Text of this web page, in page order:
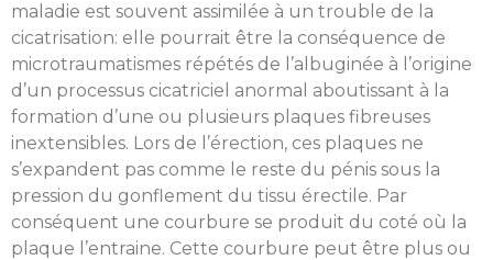
maladie est souvent assimilée à un trouble de la
cicatrisation: elle pourrait être la conséquence de
microtraumatismes répétés de l’albuginée à l’origine
d’un processus cicatriciel anormal aboutissant à la
formation d’une ou plusieurs plaques fibreuses
inextensibles. Lors de l’érection, ces plaques ne
s’expandent pas comme le reste du pénis sous la
pression du gonflement du tissu érectile. Par
conséquent une courbure se produit du coté où la
plaque l’entraine. Cette courbure peut être plus ou